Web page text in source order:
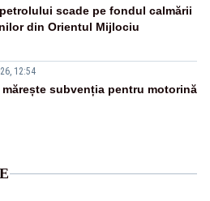
scade pe fondul calmării
din Orientul Mijlociu
12:54
mărește subvenția pentru motorină